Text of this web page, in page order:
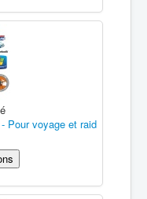
Pour voyage et raid